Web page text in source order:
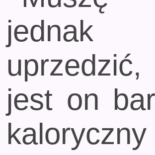
jednak
jest on